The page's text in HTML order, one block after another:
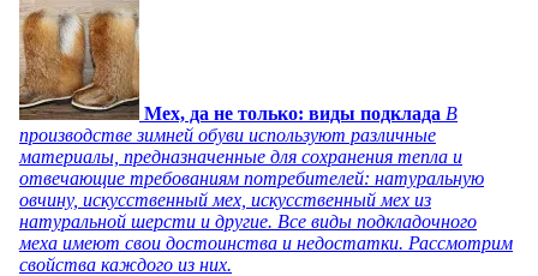
Мех, да не только: виды подклада В
производстве зимней обуви используют различные
материалы, предназначенные для сохранения тепла и
отвечающие требованиям потребителей: натуральную
овчину, искусственный мех, искусственный мех из
натуральной шерсти и другие. Все виды подкладочного
меха имеют свои достоинства и недостатки. Рассмотрим
свойства каждого из них.